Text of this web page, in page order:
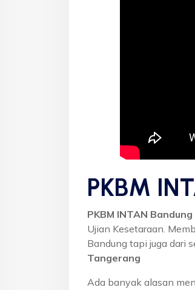
PKBM
PKBM INTAN Bandung
Ujian Kesetaraan.
Bandung tapi juga dari
Tangerang
Ada banyak alasan